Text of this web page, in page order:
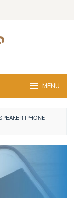
MENU
IPHONE